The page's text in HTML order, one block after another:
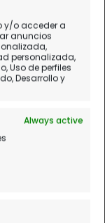
y/o acceder a
anuncios
personalizada,
Uso de perfiles
Desarrollo y
Always active